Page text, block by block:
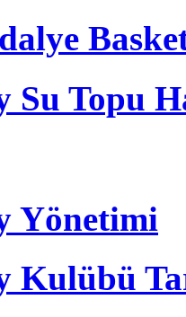
Su Topu
Yönetimi
Kulübü